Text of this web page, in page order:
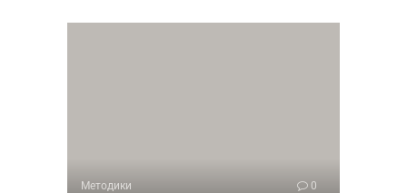
Методики 0